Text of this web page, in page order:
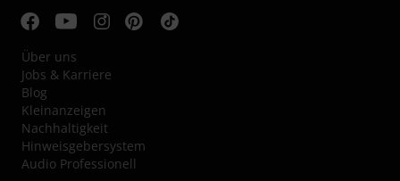
Über uns
Jobs & Karriere
Blog
Kleinanzeigen
Nachhaltigkeit
Hinweisgebersystem
Audio Professionell